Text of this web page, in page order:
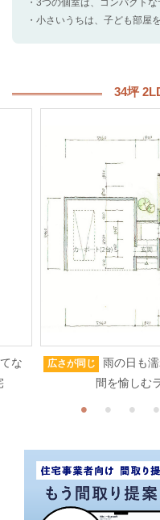
・3つの個室は、コンパクトな
・小さいうちは、子ども部屋
34坪
な
広さが同じ
雨の日も
間を愉しむ